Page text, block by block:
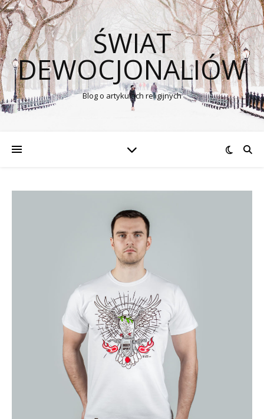
ŚWIAT
DEWOCJONALIÓW
Blog o artykułach religijnych